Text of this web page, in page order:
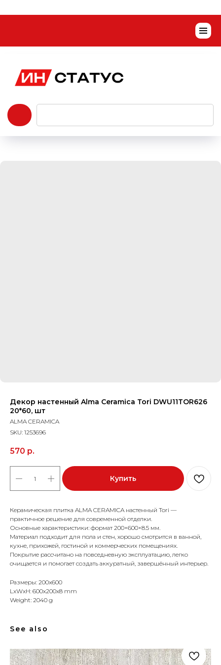
Декор настенный Alma Ceramica Tori DWU11TOR626
20*60, шт
ALMA CERAMICA
SKU: 1253696
570 р.
Купить
Керамическая плитка ALMA CERAMICA настенный Tori —
практичное решение для современной отделки.
Основные характеристики: формат 200×600×8.5 мм.
Материал подходит для пола и стен, хорошо смотрится в ванной,
кухне, прихожей, гостиной и коммерческих помещениях.
Покрытие рассчитано на повседневную эксплуатацию, легко
очищается и помогает создать аккуратный, завершённый интерьер.
Размеры: 200x600
LxWxH: 600x200x8 mm
Weight: 2040 g
See also